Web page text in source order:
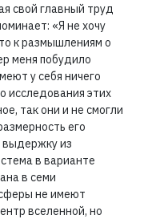
свой главный труд
«Я не хочу
к размышлениям о
меня побудило
у себя ничего
исследования этих
так они и не смогли
его
выдержку из
в варианте
в семи
не имеют
вселенной, но